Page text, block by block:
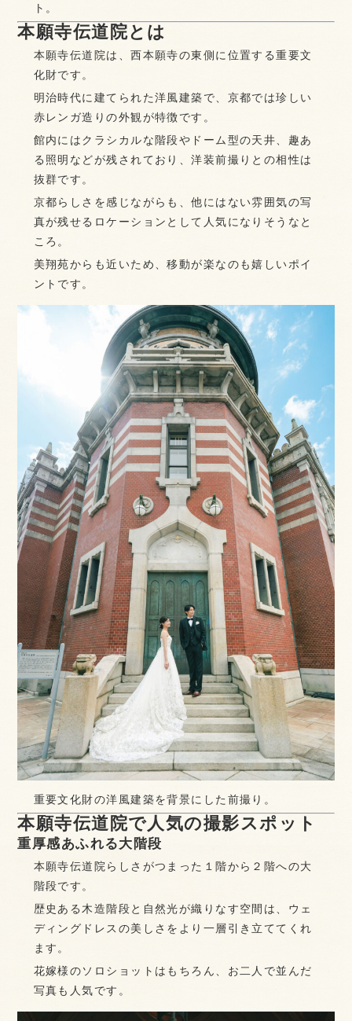
ト。
本願寺伝道院とは
本願寺伝道院は、西本願寺の東側に位置する重要文
化財です。
明治時代に建てられた洋風建築で、京都では珍しい
赤レンガ造りの外観が特徴です。
館内にはクラシカルな階段やドーム型の天井、趣あ
る照明などが残されており、洋装前撮りとの相性は
抜群です。
京都らしさを感じながらも、他にはない雰囲気の写
真が残せるロケーションとして人気になりそうなと
ころ。
美翔苑からも近いため、移動が楽なのも嬉しいポイ
ントです。
重要文化財の洋風建築を背景にした前撮り。
本願寺伝道院で人気の撮影スポット
重厚感あふれる大階段
本願寺伝道院らしさがつまった１階から２階への大
階段です。
歴史ある木造階段と自然光が織りなす空間は、ウェ
ディングドレスの美しさをより一層引き立ててくれ
ます。
花嫁様のソロショットはもちろん、お二人で並んだ
写真も人気です。